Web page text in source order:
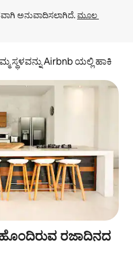
ಅನುವಾದಿಸಲಾಗಿದೆ. ಮೂಲ
ಸ್ಥಳವನ್ನು Airbnb ಯಲ್ಲಿ ಹಾಕಿ
ರಜಾದಿನದ